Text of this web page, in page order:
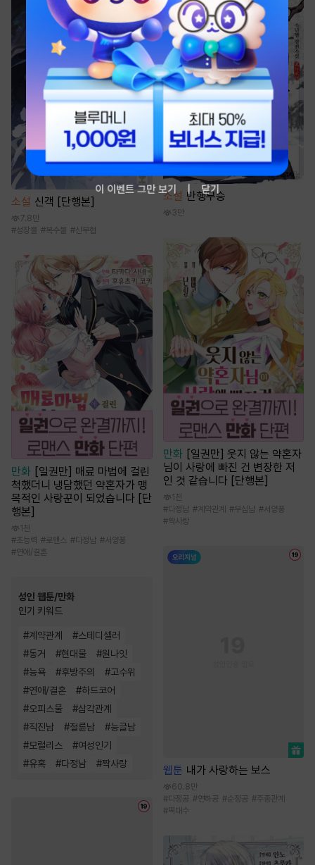
소설 신객 [단행본]
7.8만
#성장물 #복수물 #신무협
만화 [일권만] 매료 마법에 걸린
척했더니 냉담했던 약혼자가 맹
목적인 사랑꾼이 되었습니다 [단
행본]
1천
#초능력 #로맨스 #다정남 #서양풍
#연애/결혼
성인 웹툰/만화
인기 키워드
#계약관계 #스테디셀러
#동거 #현대물 #원나잇
#능욕 #후방주의 #고수위
#연애/결혼 #하드코어
#오피스물 #삼각관계
#직진남 #절륜남 #능글남
#모럴리스 #여성인기
#유혹 #다정남 #짝사랑
소설 만행무승
3만
만화
[일권만] 웃지 않는 약혼자
님이 사랑에 빠진 건 변장한 저
인 것 같습니다 [단행본]
1천
#다정남 #계약관계 #무심남 #서양풍
#짝사랑
웹툰 내가 사랑하는 보스
60.8만
#다정공 #연하공 #순정공 #주종관계
#떡대수
이 이벤트 그만 보기 닫기